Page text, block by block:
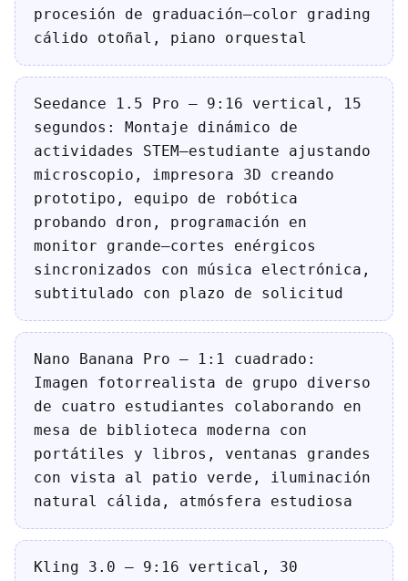
procesión de graduación—color grading
cálido otoñal, piano orquestal
Seedance 1.5 Pro — 9:16 vertical, 15
segundos: Montaje dinámico de
actividades STEM—estudiante ajustando
microscopio, impresora 3D creando
prototipo, equipo de robótica
probando dron, programación en
monitor grande—cortes enérgicos
sincronizados con música electrónica,
subtitulado con plazo de solicitud
Nano Banana Pro — 1:1 cuadrado:
Imagen fotorrealista de grupo diverso
de cuatro estudiantes colaborando en
mesa de biblioteca moderna con
portátiles y libros, ventanas grandes
con vista al patio verde, iluminación
natural cálida, atmósfera estudiosa
Kling 3.0 — 9:16 vertical, 30